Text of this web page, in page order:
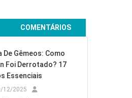
COMENTÁRIOS
De Gêmeos: Como
Foi Derrotado? 17
Essenciais
12/2025